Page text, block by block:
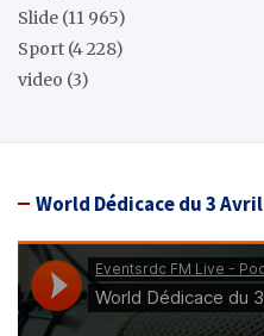
Slide (11 965)
Sport (4 228)
video (3)
World Dédicace du 3 Avril